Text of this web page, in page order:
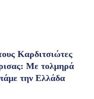
Καρδιτσιώτες
Με τολμηρά
την Ελλάδα